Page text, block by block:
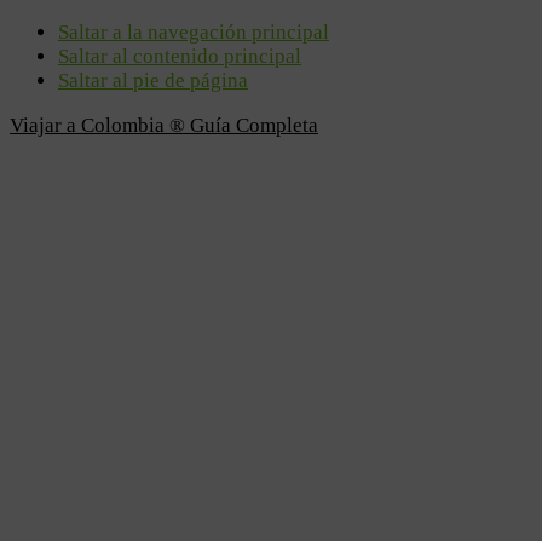
Saltar a la navegación principal
Saltar al contenido principal
Saltar al pie de página
Viajar a Colombia ® Guía Completa